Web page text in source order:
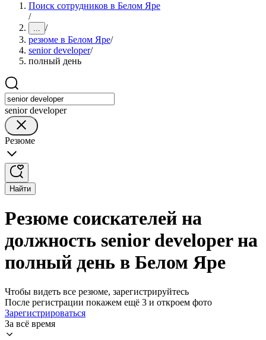
Поиск сотрудников в Белом Яре
/
... /
резюме в Белом Яре/
senior developer/
полный день
senior developer
Резюме
Найти
Резюме соискателей на
должность senior developer на
полный день в Белом Яре
Чтобы видеть все резюме, зарегистрируйтесь
После регистрации покажем ещё 3 и откроем фото
Зарегистрироваться
За всё время